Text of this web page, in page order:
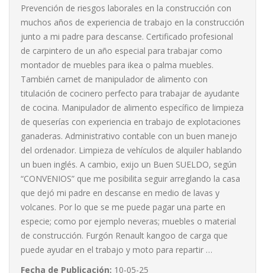
Prevención de riesgos laborales en la construcción con
muchos años de experiencia de trabajo en la construcción
junto a mi padre para descanse. Certificado profesional
de carpintero de un año especial para trabajar como
montador de muebles para ikea o palma muebles.
También carnet de manipulador de alimento con
titulación de cocinero perfecto para trabajar de ayudante
de cocina. Manipulador de alimento específico de limpieza
de queserías con experiencia en trabajo de explotaciones
ganaderas. Administrativo contable con un buen manejo
del ordenador. Limpieza de vehículos de alquiler hablando
un buen inglés. A cambio, exijo un Buen SUELDO, según
“CONVENIOS” que me posibilita seguir arreglando la casa
que dejó mi padre en descanse en medio de lavas y
volcanes. Por lo que se me puede pagar una parte en
especie; como por ejemplo neveras; muebles o material
de construcción. Furgón Renault kangoo de carga que
puede ayudar en el trabajo y moto para repartir …
Fecha de Publicación: 10-05-25